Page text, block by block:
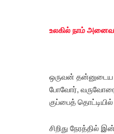
உலகில் நாம்
ஒருவன் தன்னுடைய
போவோர், வருவோரை
குப்பைத்
சிறிது நேரத்தில்